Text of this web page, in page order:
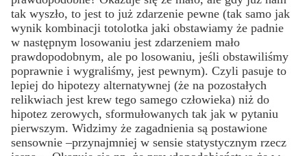
tak wyszło, to jest to już zdarzenie pewne (tak samo jak
wynik kombinacji totolotka jaki obstawiamy że padnie
w następnym losowaniu jest zdarzeniem mało
prawdopodobnym, ale po losowaniu, jeśli obstawiliśmy
poprawnie i wygraliśmy, jest pewnym). Czyli pasuje to
lepiej do hipotezy alternatywnej (że na pozostałych
relikwiach jest krew tego samego człowieka) niż do
hipotez zerowych, sformułowanych tak jak w pytaniu
pierwszym. Widzimy że zagadnienia są postawione
sensownie –przynajmniej w sensie statystycznym rzecz